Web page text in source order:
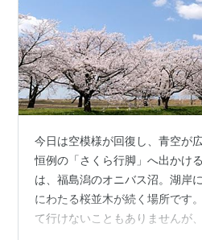
今日は空模様が回復し、青空が
恒例の「さくら行脚」へ出かけ
は、福島潟のオニバス沼。湖岸
にわたる桜並木が続く場所です
て行けないこともありませんが